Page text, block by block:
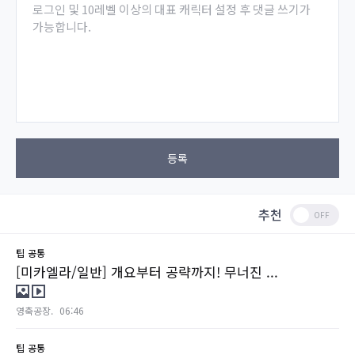
로그인 및 10레벨 이상의 대표 캐릭터 설정 후 댓글 쓰기가
가능합니다.
등록
추천
팁 공통
[미카엘라/일반] 개요부터 공략까지! 무너진 ...
영축공장. 06:46
팁 공통